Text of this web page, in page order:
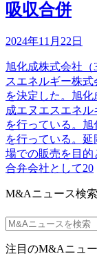
吸収合併
2024年11月22日
旭化成株式会社（
スエネルギー株
を決定した。旭
成エヌエスエネ
を行っている。
を行っている。
場での販売を目
合弁会社として20
M&Aニュース検索
注目のM&Aニュ